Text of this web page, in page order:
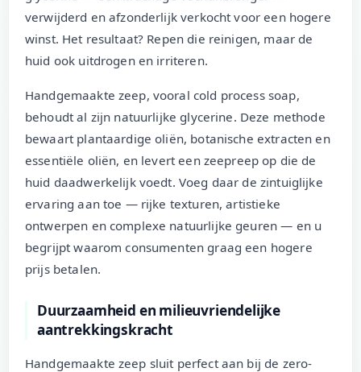
verwijderd en afzonderlijk verkocht voor een hogere
winst. Het resultaat? Repen die reinigen, maar de
huid ook uitdrogen en irriteren.
Handgemaakte zeep, vooral cold process soap,
behoudt al zijn natuurlijke glycerine. Deze methode
bewaart plantaardige oliën, botanische extracten en
essentiële oliën, en levert een zeepreep op die de
huid daadwerkelijk voedt. Voeg daar de zintuiglijke
ervaring aan toe — rijke texturen, artistieke
ontwerpen en complexe natuurlijke geuren — en u
begrijpt waarom consumenten graag een hogere
prijs betalen.
Duurzaamheid en milieuvriendelijke
aantrekkingskracht
Handgemaakte zeep sluit perfect aan bij de zero-